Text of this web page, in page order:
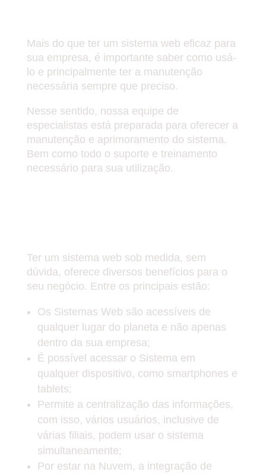
Mais do que ter um sistema web eficaz para
sua empresa, é importante saber como usá-
lo e principalmente ter a manutenção
necessária sempre que preciso.
Nesse sentido, nossa equipe de
especialistas está preparada para oferecer a
manutenção e aprimoramento do sistema.
Bem como todo o suporte e treinamento
necessário para sua utilização.
Ter um sistema web sob medida, sem
dúvida, oferece diversos benefícios para o
seu negócio. Entre os principais estão:
Os Sistemas Web são acessíveis de
qualquer lugar do planeta e não apenas
dentro da sua empresa;
É possível acessar o Sistema em
qualquer dispositivo, como smartphones e
tablets;
Permite a centralização das informações,
com isso, vários usuários, inclusive de
várias filiais, podem usar o sistema
simultaneamente;
Por estar na Nuvem, a integração de